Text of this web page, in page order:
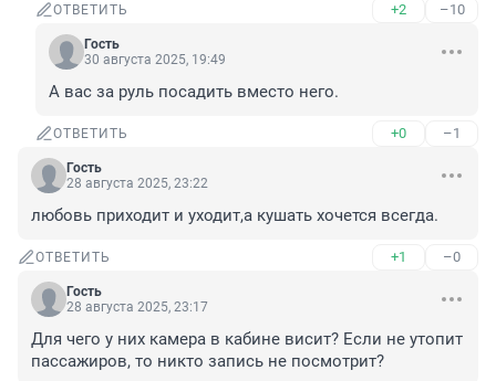
ОТВЕТИТЬ +2 –10
Гость
30 августа 2025, 19:49
А вас за руль посадить вместо него.
ОТВЕТИТЬ +0 –1
Гость
28 августа 2025, 23:22
любовь приходит и уходит,а кушать хочется всегда.
ОТВЕТИТЬ +1 –0
Гость
28 августа 2025, 23:17
Для чего у них камера в кабине висит? Если не утопит
пассажиров, то никто запись не посмотрит?